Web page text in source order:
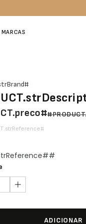
MARCAS
ADICIONAR